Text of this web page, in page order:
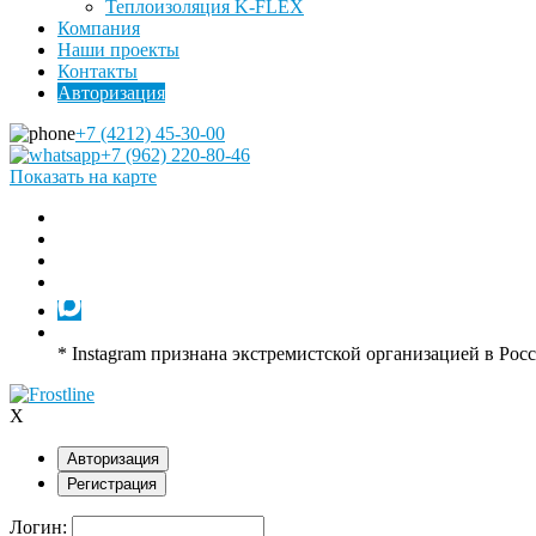
Теплоизоляция K-FLEX
Компания
Наши проекты
Контакты
Авторизация
+7 (4212) 45-30-00
+7 (962) 220-80-46
Показать на карте
* Instagram признана экстремистской организацией в
X
Авторизация
Регистрация
Логин: